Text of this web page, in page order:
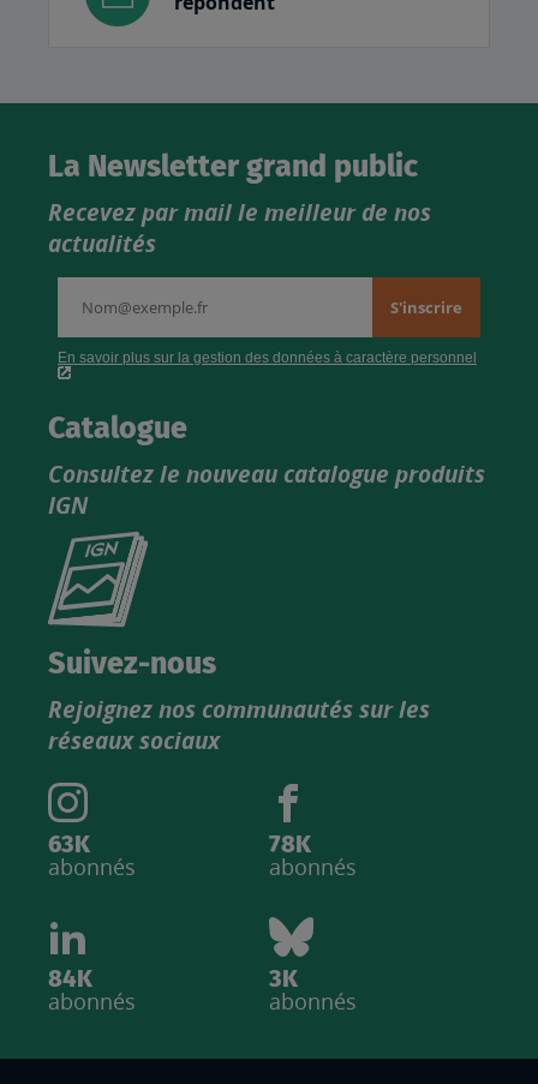
La Newsletter grand public
Recevez par mail le meilleur de nos
actualités
Catalogue
Consultez le nouveau catalogue produits
IGN
Consultez
catalogue
IGN
Suivez-nous
Rejoignez nos communautés sur les
réseaux sociaux
63K
abonnés
78K
abonnés
84K
abonnés
3K
abonnés